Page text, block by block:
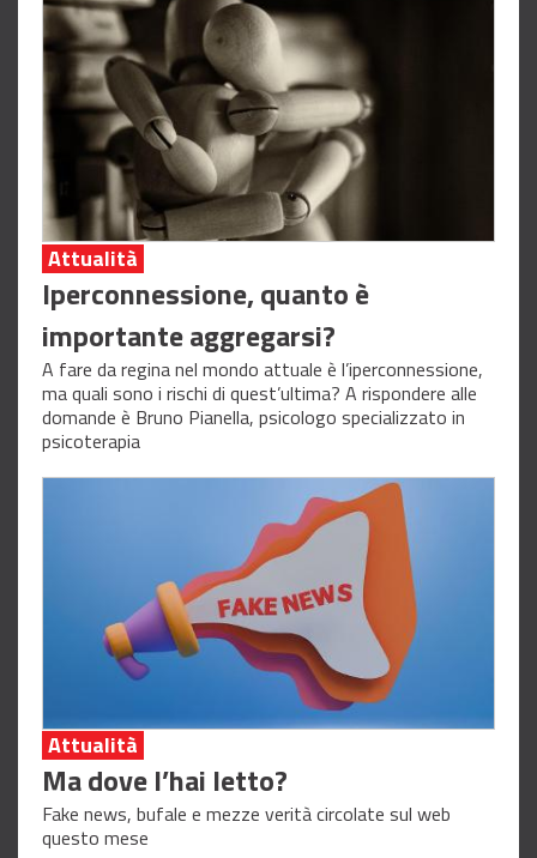
Attualità
Iperconnessione, quanto è
importante aggregarsi?
A fare da regina nel mondo attuale è l’iperconnessione,
ma quali sono i rischi di quest’ultima? A rispondere alle
domande è Bruno Pianella, psicologo specializzato in
psicoterapia
Attualità
Ma dove l’hai letto?
Fake news, bufale e mezze verità circolate sul web
questo mese